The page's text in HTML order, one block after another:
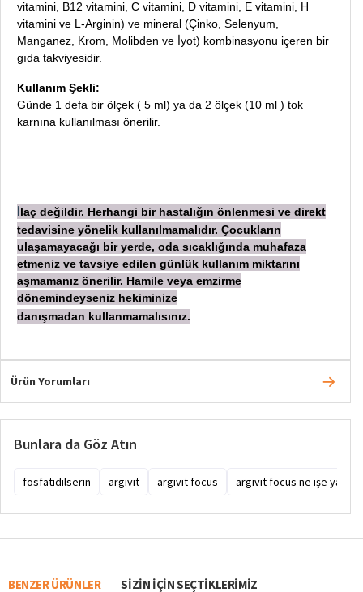
vitamini, B12 vitamini, C vitamini, D vitamini, E vitamini, H
vitamini ve L-Arginin) ve mineral (Çinko, Selenyum,
Manganez, Krom, Molibden ve İyot) kombinasyonu içeren bir
gıda takviyesidir.
Kullanım Şekli:
Günde 1 defa bir ölçek ( 5 ml) ya da 2 ölçek (10 ml ) tok
karnına kullanılması önerilir.
laç değildir. Herhangi bir hastalığın önlenmesi ve direkt
tedavisine yönelik kullanılmamalıdır. Çocukların
ulaşamayacağı bir yerde, oda sıcaklığında muhafaza
etmeniz ve tavsiye edilen günlük kullanım miktarını
aşmamanız önerilir. Hamile veya emzirme
dönemindeyseniz hekiminize
danışmadan kullanmamalısınız.
Ürün Yorumları
Bunlara da Göz Atın
fosfatidilserin argivit argivit focus argivit focus ne işe yarar
BENZER ÜRÜNLER SIZIN IÇIN SEÇTIKLERIMIZ